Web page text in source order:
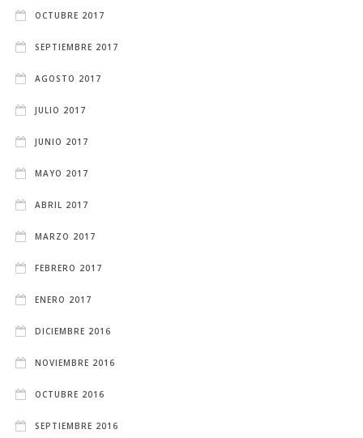
OCTUBRE 2017
SEPTIEMBRE 2017
AGOSTO 2017
JULIO 2017
JUNIO 2017
MAYO 2017
ABRIL 2017
MARZO 2017
FEBRERO 2017
ENERO 2017
DICIEMBRE 2016
NOVIEMBRE 2016
OCTUBRE 2016
SEPTIEMBRE 2016